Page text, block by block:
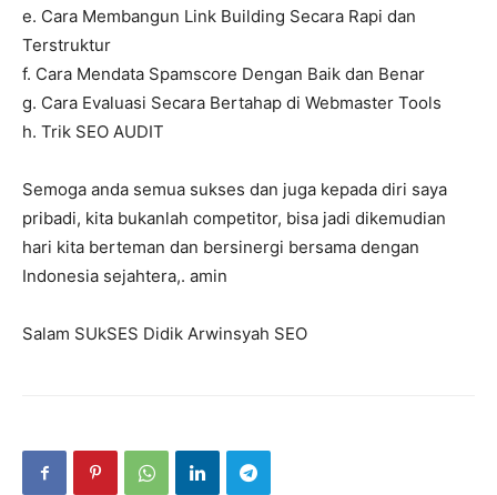
e. Cara Membangun Link Building Secara Rapi dan
Terstruktur
f. Cara Mendata Spamscore Dengan Baik dan Benar
g. Cara Evaluasi Secara Bertahap di Webmaster Tools
h. Trik SEO AUDIT
Semoga anda semua sukses dan juga kepada diri saya
pribadi, kita bukanlah competitor, bisa jadi dikemudian
hari kita berteman dan bersinergi bersama dengan
Indonesia sejahtera,. amin
Salam SUkSES Didik Arwinsyah SEO